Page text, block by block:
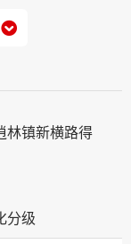

林镇新横路得
分级